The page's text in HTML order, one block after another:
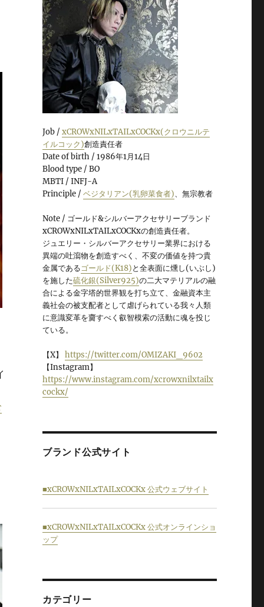
出展に関する重要なお知らせ” の
Job / xCROWxNILxTAILxCOCKx(クロウニルテ
イルコック)創造責任者
Date of birth / 1986年1月14日
Blood type / BO
MBTI / INFJ-A
Principle / ベジタリアン(乳卵菜食者)、無宗教者
Note / ゴールド&シルバーアクセサリーブランド
xCROWxNILxTAILxCOCKxの創造責任者。
ジュエリー・シルバーアクセサリー業界における
異端の吐瀉物を創造すべく、不変の価値を持つ貴
金属であるゴールド(K18)と全表面に燻し(いぶし)
を施した硫化銀(Silver925)の二大マテリアルの融
合による金字塔的世界観を打ち立て、金融資本主
義社会の被支配者として虐げられている我々人類
に意識変革を齎すべく叡智模索の活動に魂を投じ
ている。
【X】 https://twitter.com/OMIZAKI_9602
【Instagram】
https://www.instagram.com/xcrowxnilxtailx
cockx/
ブランド公式サイト
■xCROWxNILxTAILxCOCKx 公式ウェブサイト
■xCROWxNILxTAILxCOCKx 公式オンラインショ
ップ
カテゴリー